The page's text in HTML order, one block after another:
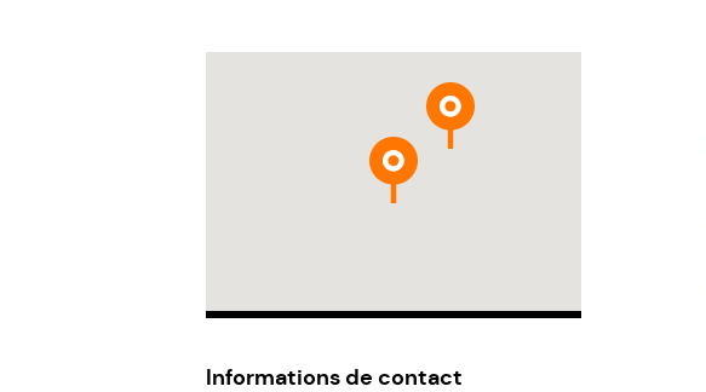
Adresses
Informations de contact